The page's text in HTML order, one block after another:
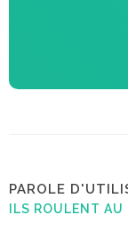
PAROLE
ILS ROULENT AU